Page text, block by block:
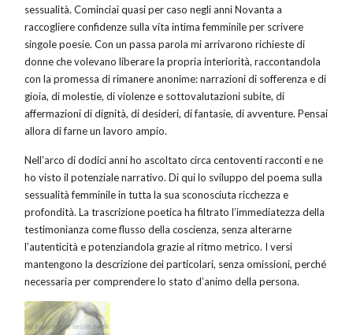
sessualità. Cominciai quasi per caso negli anni Novanta a
raccogliere confidenze sulla vita intima femminile per scrivere
singole poesie. Con un passa parola mi arrivarono richieste di
donne che volevano liberare la propria interiorità, raccontandola
con la promessa di rimanere anonime: narrazioni di sofferenza e di
gioia, di molestie, di violenze e sottovalutazioni subite, di
affermazioni di dignità, di desideri, di fantasie, di avventure. Pensai
allora di farne un lavoro ampio.
Nell’arco di dodici anni ho ascoltato circa centoventi racconti e ne
ho visto il potenziale narrativo. Di qui lo sviluppo del poema sulla
sessualità femminile in tutta la sua sconosciuta ricchezza e
profondità. La trascrizione poetica ha filtrato l’immediatezza della
testimonianza come flusso della coscienza, senza alterarne
l’autenticità e potenziandola grazie al ritmo metrico. I versi
mantengono la descrizione dei particolari, senza omissioni, perché
necessaria per comprendere lo stato d’animo della persona.